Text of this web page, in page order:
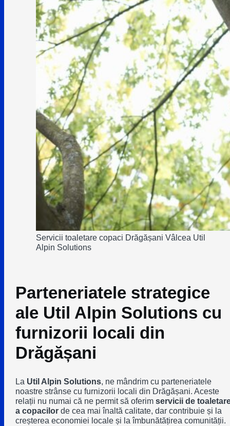
Servicii toaletare copaci Drăgășani Vâlcea Util
Alpin Solutions
Parteneriatele strategice
ale Util Alpin Solutions cu
furnizorii locali din
Drăgășani
La Util Alpin Solutions, ne mândrim cu parteneriatele
noastre strânse cu furnizorii locali din Drăgășani. Aceste
relații nu numai că ne permit să oferim servicii de
a copacilorde cea mai înaltă calitate, dar contribuie și la
creșterea economiei locale și la îmbunătățirea comunității.